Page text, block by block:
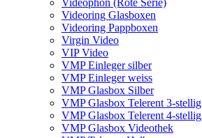
Videophon (Rote Serie)
Videoring Glasboxen
Videoring Pappboxen
Virgin Video
VIP Video
VMP Einleger silber
VMP Einleger weiss
VMP Glasbox Silber
VMP Glasbox Telerent 3-stellig
VMP Glasbox Telerent 4-stellig
VMP Glasbox Videothek